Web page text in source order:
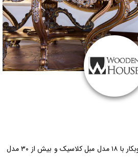
مبلمان خانه چوبی و گالری چوبکار با ۱۸ مدل مبل کلاسیک و بیش از ۳۰ مدل